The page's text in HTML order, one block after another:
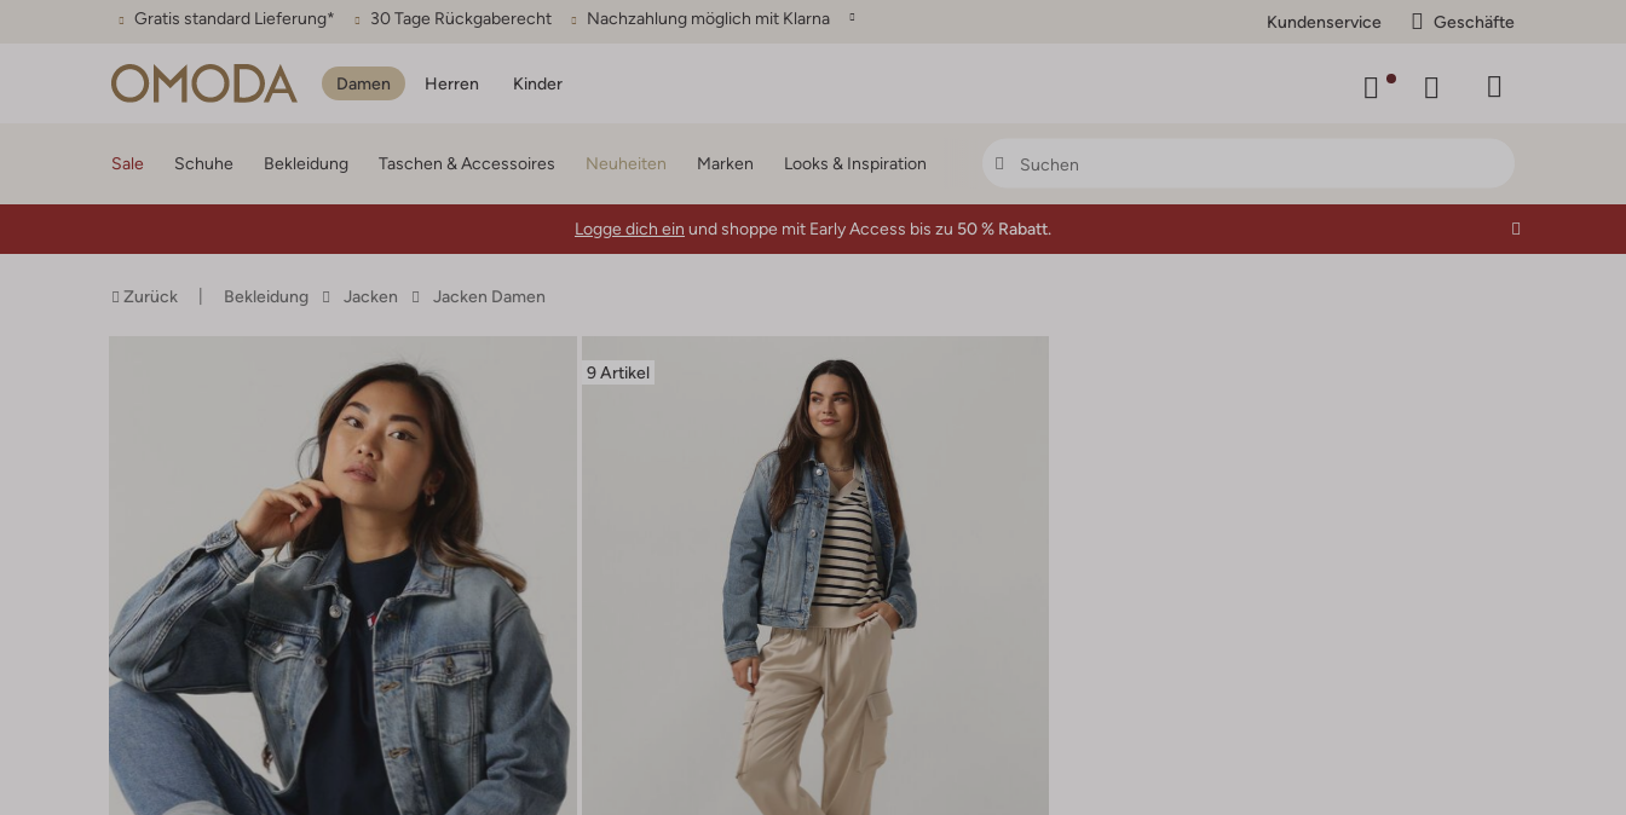
Gratis standard Lieferung* 30 Tage Rückgaberecht Nachzahlung möglich mit Klarna Kundenservice Geschäfte
Damen Herren Kinder
Sale Schuhe Bekleidung Taschen & Accessoires Neuheiten Marken Looks & Inspiration
Logge dich ein und shoppe mit Early Access bis zu 50 % Rabatt.
Zurück Bekleidung Jacken Jacken Damen
9 Artikel